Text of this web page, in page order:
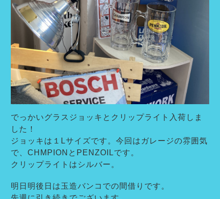
でっかいグラスジョッキとクリップライト入荷しま
した！
ジョッキは１Lサイズです。今回はガレージの雰囲気
で、CHMPIONとPENZOILです。
クリップライトはシルバー。
明日明後日は玉造バンコでの間借りです。